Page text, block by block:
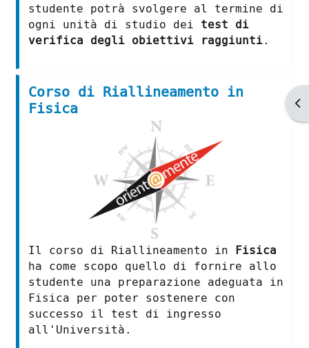
studente potrà svolgere al termine di
ogni unità di studio dei test di
verifica degli obiettivi raggiunti.
Corso di Riallineamento in
Fisica
Il corso di Riallineamento in Fisica
ha come scopo quello di fornire allo
studente una preparazione adeguata in
Fisica per poter sostenere con
successo il test di ingresso
all'Università.